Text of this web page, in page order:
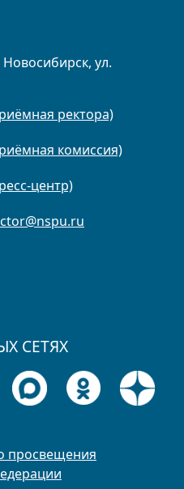
Новосибирск, ул.
ректора)
комиссия)
центр)
СЕТЯХ
просвещения